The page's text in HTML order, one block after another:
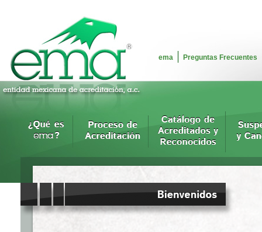
ema Preguntas Frecuentes